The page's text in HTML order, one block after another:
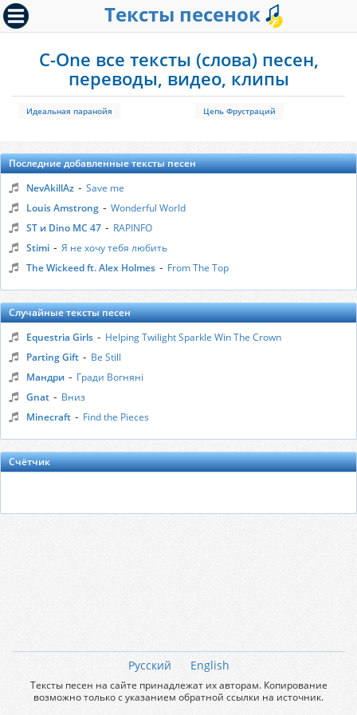
Тексты песенок
C-One все тексты (слова) песен,
переводы, видео, клипы
Идеальная паранойя Цепь Фрустраций
Последние добавленные тексты песен
NevAkillAz - Save me
Louis Amstrong - Wonderful World
ST и Dino MC 47 - RAPINFO
Stimi - Я не хочу тебя любить
The Wickeed ft. Alex Holmes - From The Top
Случайные тексты песен
Equestria Girls - Helping Twilight Sparkle Win The Crown
Parting Gift - Be Still
Мандри - Гради Вогняні
Gnat - Вниз
Minecraft - Find the Pieces
Счётчик
Русский English
Тексты песен на сайте принадлежат их авторам. Копирование
возможно только с указанием обратной ссылки на источник.